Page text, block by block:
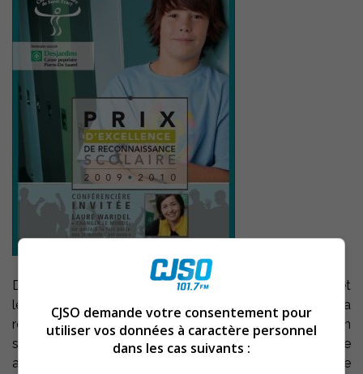
Dans le but de souligner et de promouvoir l’excellence et
le dynamisme des établissements scolaires publics de la
région, le Conseil des commissaires de la Commission
scolaire de Sorel-Tracy organise, pour une troisième
année, l’activité ’’Prix d’excellence de reconnaissance
CJSO demande votre consentement pour
utiliser vos données à caractère personnel
dans les cas suivants :